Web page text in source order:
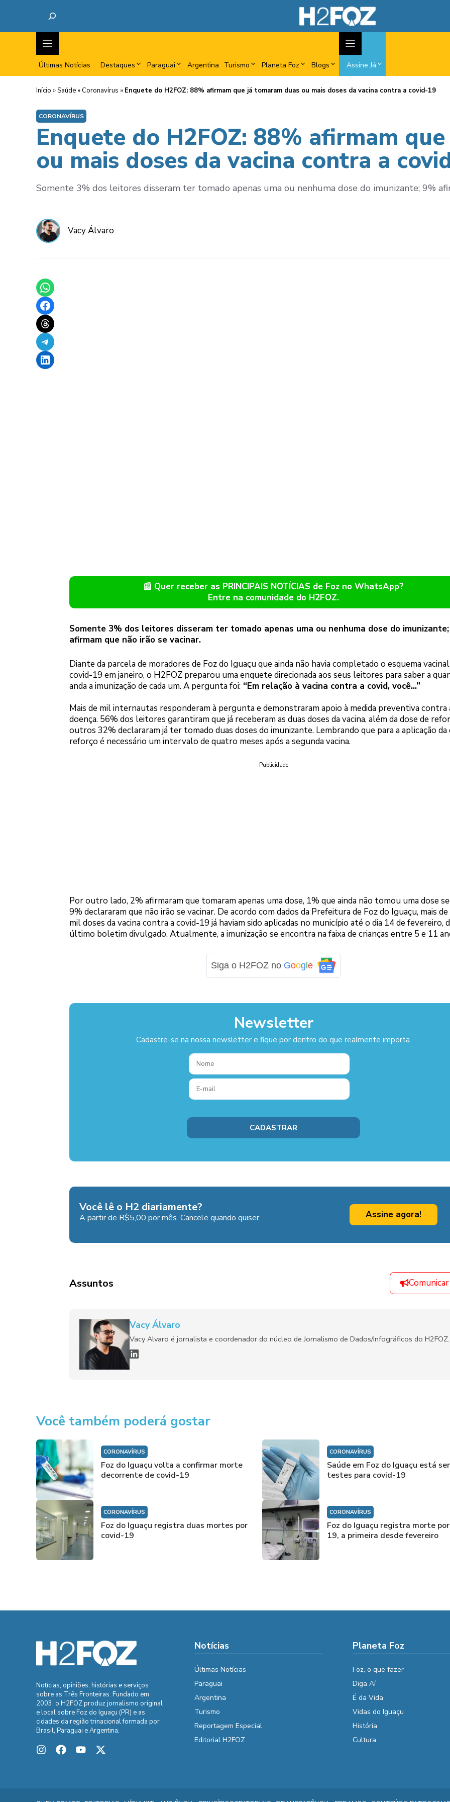
Últimas Notícias Destaques Paraguai Argentina Turismo Planeta Foz Blogs Assine Já
Início »Saúde » Coronavírus » Enquete do H2FOZ: 88% afirmam que já tomaram duas ou mais doses da vacina contra a covid-19
CORONAVÍRUS
Enquete do H2FOZ: 88% afirmam
ou mais doses da vacina contra a
Somente 3% dos leitores disseram ter tomado apenas uma ou nenhuma dose do imunizante; 9%
Vacy Álvaro
Share on WhatsApp
Share on Facebook
Share on Threads
Share on Telegram
Share on LinkedIn
📰 Quer receber as PRINCIPAIS NOTÍCIAS de Foz no WhatsApp?
Entre na comunidade do H2FOZ.
Somente 3% dos leitores disseram ter tomado apenas uma ou nenhuma dose do
afirmam que não irão se vacinar.
Diante da parcela de moradores de Foz do Iguaçu que ainda não havia completado o esquema
covid-19 em janeiro, o H2FOZ preparou uma enquete direcionada aos seus leitores para saber a
anda a imunização de cada um. A pergunta foi:“Em relação à vacina contra a covid, você…”
Mais de mil internautas responderam à pergunta e demonstraram apoio à medida preventiva contra
doença. 56% dos leitores garantiram que já receberam as duas doses da vacina, além da dose de
outros 32% declararam já ter tomado duas doses do imunizante. Lembrando que para a aplicação da
reforço é necessário um intervalo de quatro meses após a segunda vacina.
Publicidade
Por outro lado, 2% afirmaram que tomaram apenas uma dose, 1% que ainda não tomou uma dose
9% declararam que não irão se vacinar. De acordo com dados da Prefeitura de Foz do Iguaçu, mais
mil doses da vacina contra a covid-19 já haviam sido aplicadas no município até o dia 14 de fevereiro,
último boletim divulgado. Atualmente, a imunização se encontra na faixa de crianças entre 5 e 11
Siga o H2FOZ no Google
Newsletter
Cadastre-se na nossa newsletter e fique por dentro do que realmente importa.
Você lê o H2 diariamente?
A partir de R$5,00 por mês. Cancele quando quiser. Assine agora!
Assuntos
Vacy Álvaro
Vacy Alvaro é jornalista e coordenador do núcleo de Jornalismo de Dados/Infográficos do H2FOZ.
Você também poderá gostar
CORONAVÍRUS
Foz do Iguaçu volta a confirmar morte
decorrente de covid-19
CORONAVÍRUS
Saúde em Foz do Iguaçu está
testes para covid-19
CORONAVÍRUS
Foz do Iguaçu registra duas mortes por
covid-19
CORONAVÍRUS
Foz do Iguaçu registra morte
19, a primeira desde fevereiro
Notícias, opiniões, histórias e serviços
sobre as Três Fronteiras. Fundado em
2003, o H2FOZ produz jornalismo original
e local sobre Foz do Iguaçu (PR) e as
cidades da região trinacional formada por
Brasil, Paraguai e Argentina.
Notícias
Últimas Notícias
Paraguai
Argentina
Turismo
Reportagem Especial
Editorial H2FOZ
Planeta Foz
Foz, o que fazer
Diga Aí
É da Vida
Vidas do Iguaçu
História
Cultura